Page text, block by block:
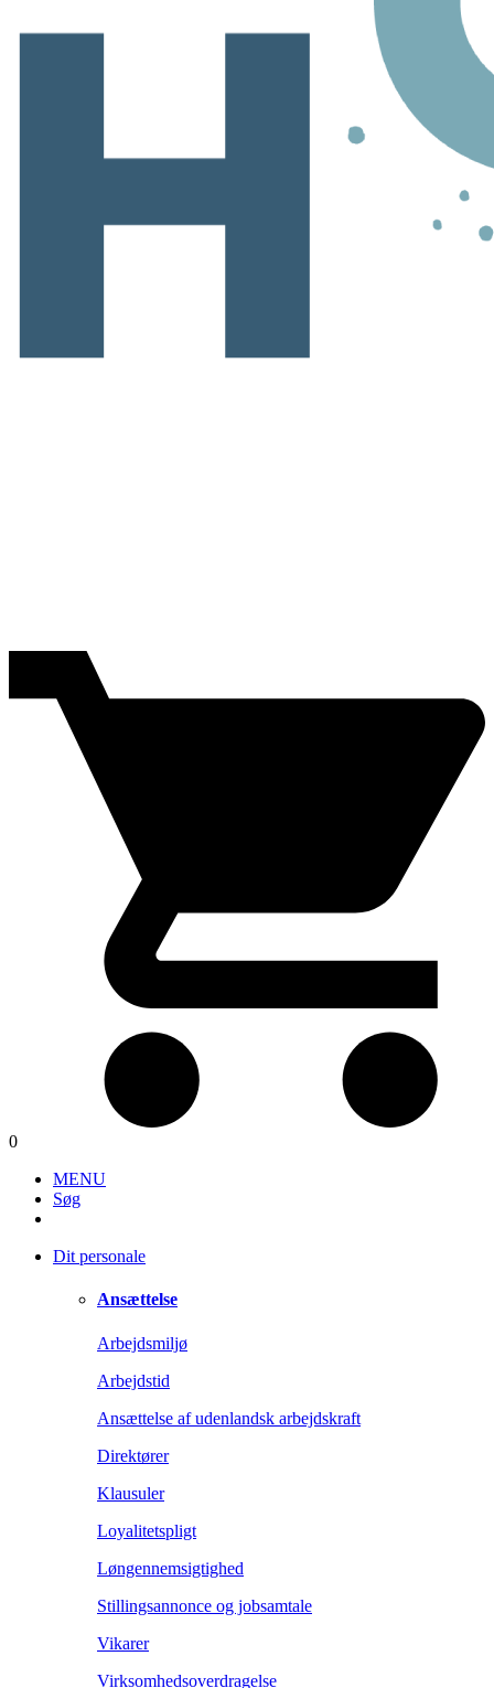
0
MENU
Søg
Dit personale
Ansættelse
Arbejdsmiljø
Arbejdstid
Ansættelse af udenlandsk arbejdskraft
Direktører
Klausuler
Loyalitetspligt
Løngennemsigtighed
Stillingsannonce og jobsamtale
Vikarer
Virksomhedsoverdragelse